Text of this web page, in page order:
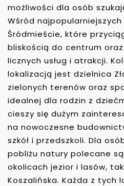
możliwości dla osób
Wśród
Śródmieście, które
bliskością do centrum
licznych usług i atrakcji.
lokalizacją jest dzielnica
zielonych terenów oraz
idealnej dla rodzin z
cieszy się dużym
na nowoczesne
szkół i przedszkoli. Dla
pobliżu natury polecane
okolicach jezior i lasów,
Koszalińska. Każda z tych